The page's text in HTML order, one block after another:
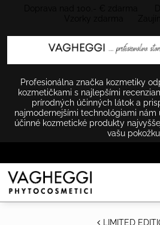
Profesionálna značka kozmetiky
kozmetičkami s najlepšími
prírodných účinných látok a
najmodernejšími technológiami nám
účinné kozmetické produkty
vašu
LIMITED